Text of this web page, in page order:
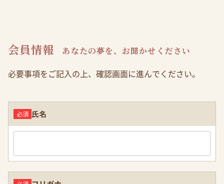
会員情報 あなたの夢を、お聞かせください
必要事項をご記入の上、確認画面に進んでください。
氏名